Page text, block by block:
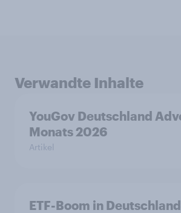
Verwandte Inhalte
YouGov Deutschland
Monats 2026
Artikel
ETF-Boom in